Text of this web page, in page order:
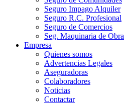
Seguro Impago Alquiler
Seguro R.C. Profesional
Seguro de Comercios
Seg. Maquinaria de Obra
Empresa
Quienes somos
Advertencias Legales
Aseguradoras
Colaboradores
Noticias
Contactar